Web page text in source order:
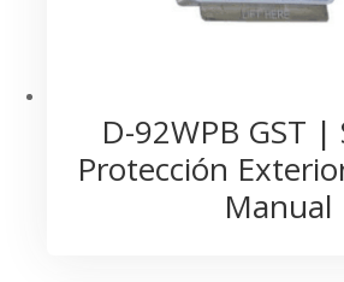
D-92WPB GST
Protección
Manual